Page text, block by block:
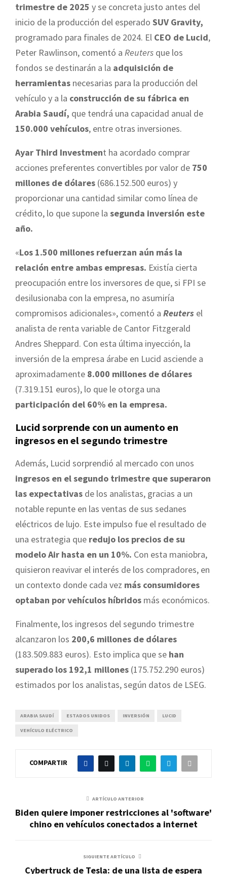
trimestre de 2025 y se concreta justo antes del
inicio de la producción del esperado SUV Gravity,
programado para finales de 2024. El CEO de Lucid,
Peter Rawlinson, comentó a Reuters que los
fondos se destinarán a la adquisición de
herramientas necesarias para la producción del
vehículo y a la construcción de su fábrica en
Arabia Saudí, que tendrá una capacidad anual de
150.000 vehículos, entre otras inversiones.
Ayar Third Investment ha acordado comprar
acciones preferentes convertibles por valor de 750
millones de dólares (686.152.500 euros) y
proporcionar una cantidad similar como línea de
crédito, lo que supone la segunda inversión este
año.
«Los 1.500 millones refuerzan aún más la
relación entre ambas empresas. Existía cierta
preocupación entre los inversores de que, si FPI se
desilusionaba con la empresa, no asumiría
compromisos adicionales», comentó a Reuters el
analista de renta variable de Cantor Fitzgerald
Andres Sheppard. Con esta última inyección, la
inversión de la empresa árabe en Lucid asciende a
aproximadamente 8.000 millones de dólares
(7.319.151 euros), lo que le otorga una
participación del 60% en la empresa.
Lucid sorprende con un aumento en
ingresos en el segundo trimestre
Además, Lucid sorprendió al mercado con unos
ingresos en el segundo trimestre que superaron
las expectativas de los analistas, gracias a un
notable repunte en las ventas de sus sedanes
eléctricos de lujo. Este impulso fue el resultado de
una estrategia que redujo los precios de su
modelo Air hasta en un 10%. Con esta maniobra,
quisieron reavivar el interés de los compradores, en
un contexto donde cada vez más consumidores
optaban por vehículos híbridos más económicos.
Finalmente, los ingresos del segundo trimestre
alcanzaron los 200,6 millones de dólares
(183.509.883 euros). Esto implica que se han
superado los 192,1 millones (175.752.290 euros)
estimados por los analistas, según datos de LSEG.
ARABIA SAUDÍ ESTADOS UNIDOS INVERSIÓN LUCID
VEHÍCULO ELÉCTRICO
COMPARTIR
ARTÍCULO ANTERIOR
Biden quiere imponer restricciones al 'software'
chino en vehículos conectados a internet
SIGUIENTE ARTÍCULO
Cybertruck de Tesla: de una lista de espera